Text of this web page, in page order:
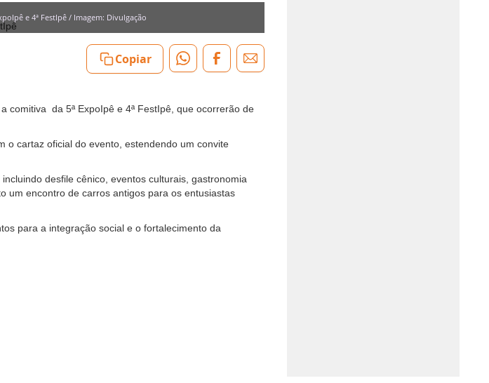
e 4ª FestIpê / Imagem: Divulgação
Copiar
comitiva da 5ª ExpoIpê e 4ª FestIpê, que ocorrerão de
o cartaz oficial do evento, estendendo um convite
desfile cênico, eventos culturais, gastronomia
um encontro de carros antigos para os entusiastas
para a integração social e o fortalecimento da